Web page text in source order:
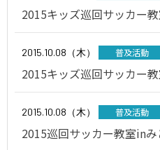
2015キッズ巡回サッカー
2015.10.08（木） 普及活動
2015キッズ巡回サッカー
2015.10.08（木） 普及活動
2015巡回サッカー教室in